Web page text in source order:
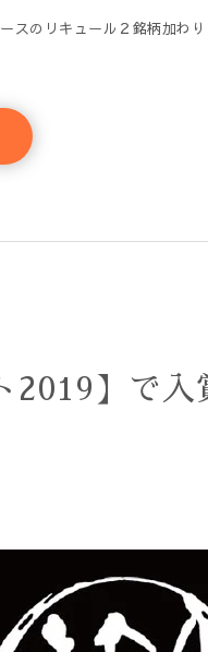
のリキュール２銘柄加わ
】で入